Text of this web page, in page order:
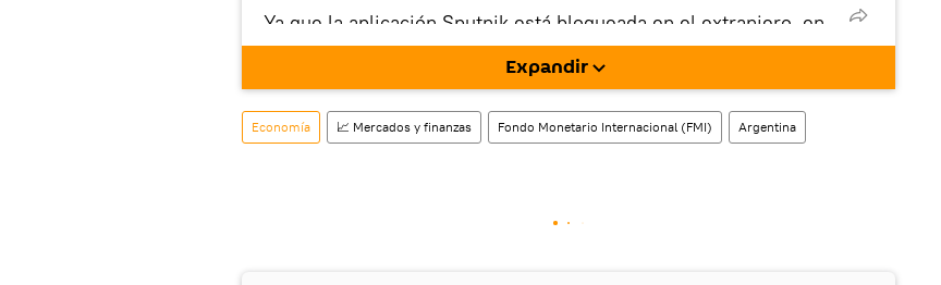
Ya que la aplicación Sputnik está bloqueada en el extranjero, en
este enlace puedes descargarla e instalarla en tu dispositivo
También tenemos una cuenta en la red social rusa VK .
Expandir
Economía 📈 Mercados y finanzas Fondo Monetario Internacional (FMI) Argentina